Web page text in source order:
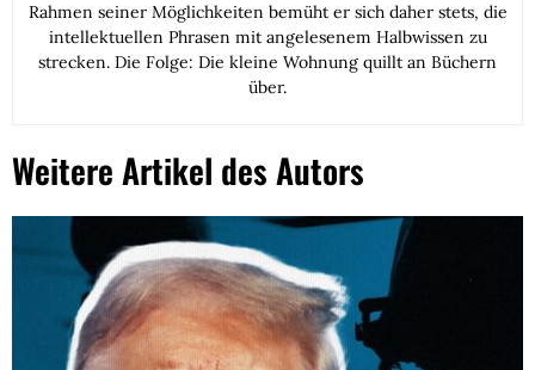
Rahmen seiner Möglichkeiten bemüht er sich daher stets, die
intellektuellen Phrasen mit angelesenem Halbwissen zu
strecken. Die Folge: Die kleine Wohnung quillt an Büchern
über.
Weitere Artikel des Autors